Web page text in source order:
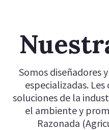
Somos diseñadores
especializadas.
soluciones de la
el ambiente y
Razonada